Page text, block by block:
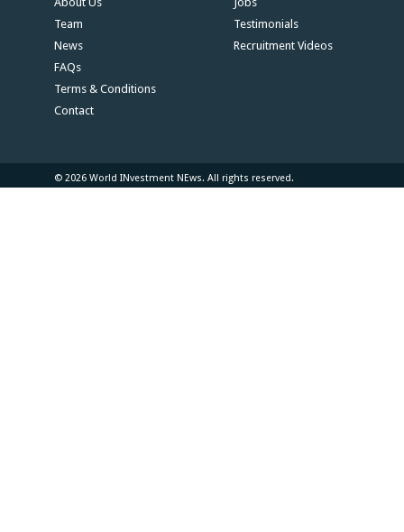
Team
News
FAQs
Terms & Conditions
Contact
Testimonials
Recruitment Videos
© 2026 World INvestment NEws. All rights reserved.